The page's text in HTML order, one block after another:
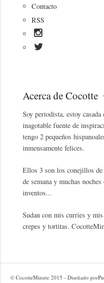
Contacto
RSS
Acerca de Cocotte
Soy periodista, estoy
inagotable fuente de
tengo 2 pequeños
inmensamente felices.
Ellos 3 son los conejillos
de semana y muchas
inventos...
Sudan con mis curries y
crepes y tortitas.
© CocotteMinute 2015 - Diseñado por